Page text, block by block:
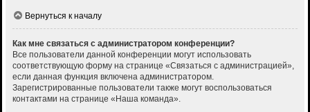
Вернуться к началу
Как мне связаться с администратором конференции?
Все пользователи данной конференции могут использовать
соответствующую форму на странице «Связаться с администрацией»,
если данная функция включена администратором.
Зарегистрированные пользователи также могут воспользоваться
контактами на странице «Наша команда».